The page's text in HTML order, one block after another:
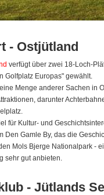
- Ostjütland
verfügt über zwei 18-Loch-
Golfplatz Europas" gewählt.
Menge anderer Sachen in
darunter
für Kultur- und
Den Gamle By, das die
Mols Bjerge Nationalpark -
sehr gut anbieten.
- Jütlands